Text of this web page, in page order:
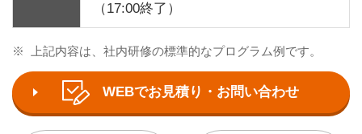
（17:00終了）
※ 上記内容は、社内研修の標準的なプログラム例です。
WEBでお見積り・お問い合わせ